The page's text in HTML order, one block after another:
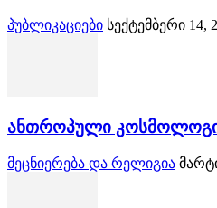
პუბლიკაციები სექტემბერი 14,
ანთროპული
მეცნიერება და რელიგია